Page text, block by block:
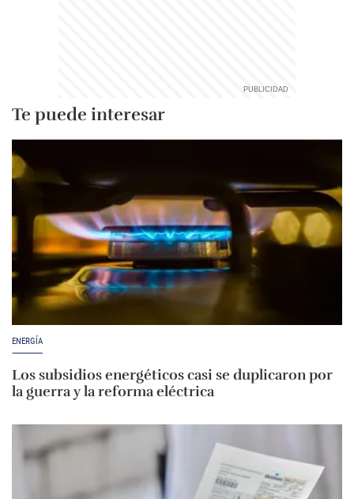
Te puede interesar
ENERGÍA
Los subsidios energéticos casi se duplicaron por
la guerra y la reforma eléctrica